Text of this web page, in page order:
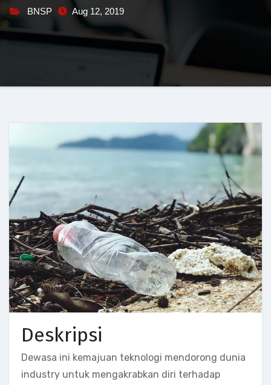
BNSP Aug 12, 2019
Deskripsi
Dewasa ini kemajuan teknologi mendorong dunia
industry untuk mengakrabkan diri terhadap